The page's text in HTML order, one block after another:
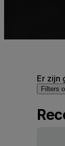
Er zijn
Filters